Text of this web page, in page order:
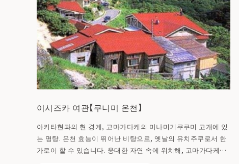
이시즈카 여관【쿠니미 온천】
아키타현과의 현 경계, 고마가다케의 미나미기쿠쿠미 고개에 있
는 명탕. 온천 효능이 뛰어난 비탕으로, 옛날의 유치주쿠로서 한
가로이 할 수 있습니다. 웅대한 자연 속에 위치해, 고마가다케나